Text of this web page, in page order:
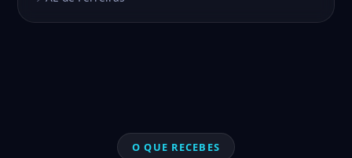
O QUE RECEBES